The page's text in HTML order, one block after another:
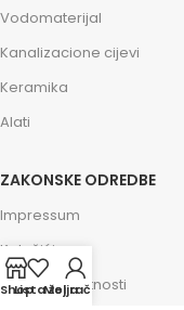
Vodomaterijal
Kanalizacione cijevi
Keramika
Alati
ZAKONSKE ODREDBE
Impressum
Kolačići
Politika privatnosti
ShopLista želja
Moj račun